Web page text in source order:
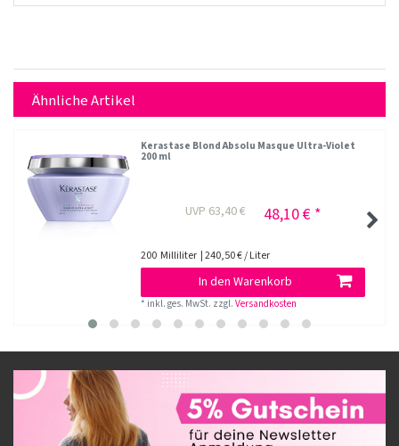
Ähnliche Artikel
Kerastase Blond Absolu Masque Ultra-Violet
200 ml
UVP 63,40 € 48,10 € *
200 Milliliter | 240,50 € / Liter
In den Warenkorb
* inkl. ges. MwSt. zzgl.Versandkosten